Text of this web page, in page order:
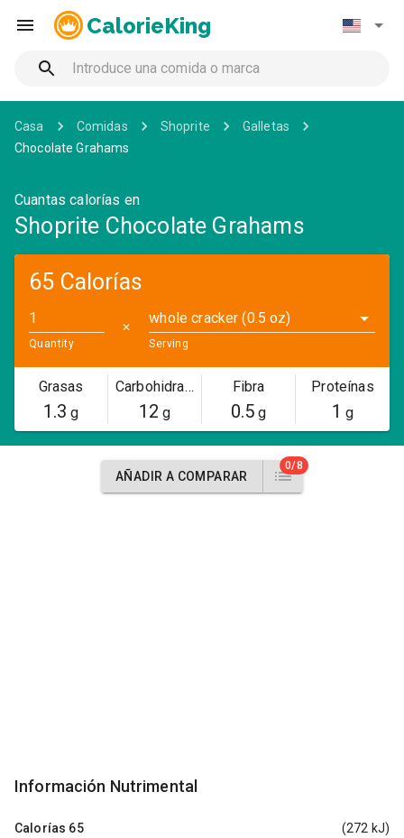
CalorieKing
Casa Comidas Shoprite
Galletas
Chocolate Grahams
Cuantas calorías en
Shoprite Chocolate Grahams
65 Calorías
Quantity
✕
whole cracker (0.5 oz)
Serving
Grasas
1.3 g
Carbohidratos
12 g
Fibra
0.5g
Proteínas
1 g
AÑADIR A COMPARAR
0/8
Información Nutrimental
Calorías 65 (272 kJ)